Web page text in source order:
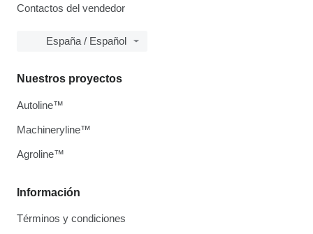
Contactos del vendedor
España / Español
Información
Términos y condiciones
Nuestros proyectos
Autoline™
Machineryline™
Agroline™